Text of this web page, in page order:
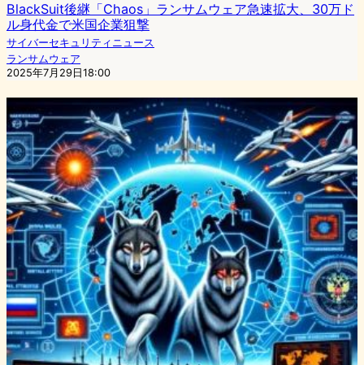
BlackSuit後継「Chaos」ランサムウェア急速拡大、30万ド
ル身代金で米国企業狙撃
サイバーセキュリティニュース
ランサムウェア
2025年7月29日18:00